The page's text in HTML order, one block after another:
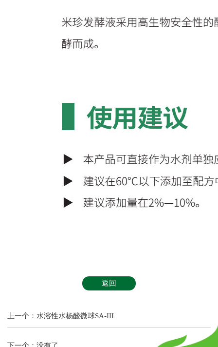
返回
上一个： 水溶性水杨酸微球SA-III